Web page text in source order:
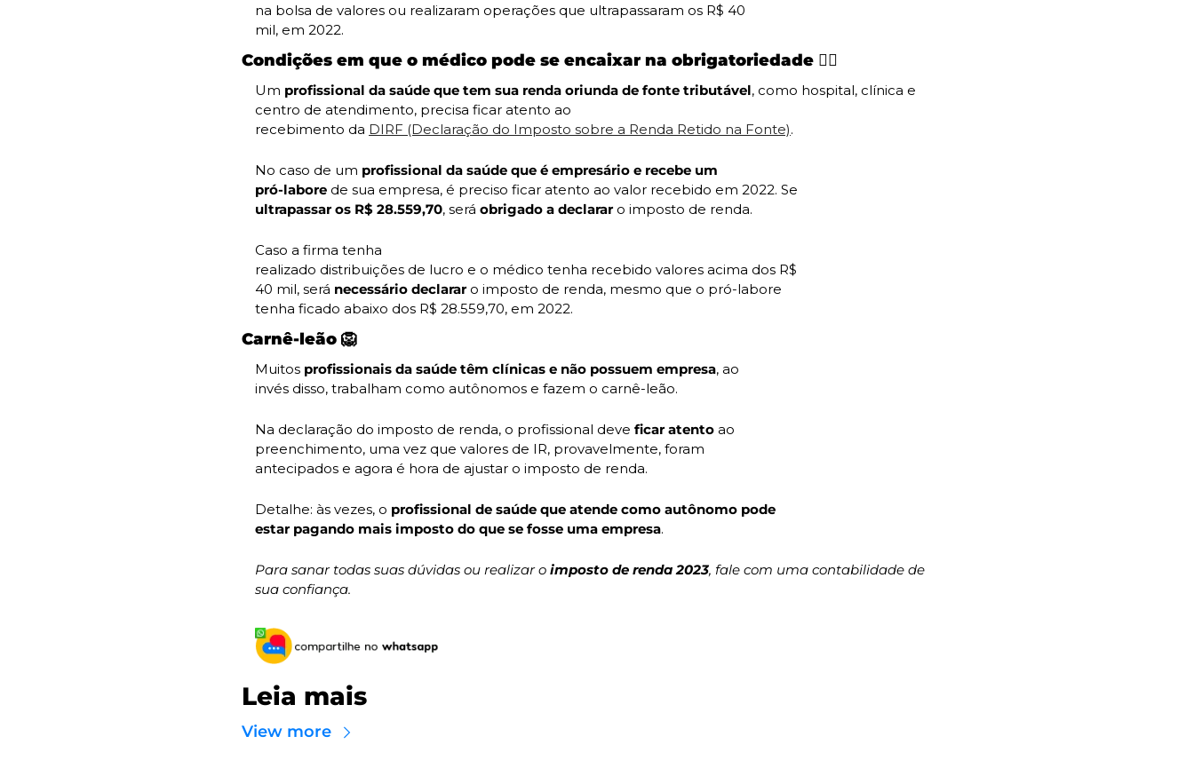
na bolsa de valores ou realizaram operações que ultrapassaram os R$ 40
mil, em 2022.
Condições em que o médico pode se encaixar na obrigatoriedade 🧑‍⚕
Um profissional da saúde que tem sua renda oriunda de fonte tributável, como hospital, clínica e
centro de atendimento, precisa ficar atento ao
recebimento da DIRF (Declaração do Imposto sobre a Renda Retido na Fonte).
No caso de um profissional da saúde que é empresário e recebe um
pró-labore
ultrapassar os R$ 28.559,70, será obrigado a declarar o imposto de renda.
Caso a firma tenha
realizado distribuições de lucro e o médico tenha recebido valores acima dos R$
40 mil, será necessário declarar o imposto de renda, mesmo que o pró-labore
tenha ficado abaixo dos R$ 28.559,70, em 2022.
Carnê-leão 🦁
Muitos profissionais da saúde têm clínicas e não possuem empresa, ao
invés disso, trabalham como autônomos e fazem o carnê-leão.
Na declaração do imposto de renda, o profissional deve ficar atento ao
preenchimento, uma vez que valores de IR, provavelmente, foram
antecipados e agora é hora de ajustar o imposto de renda.
Detalhe: às vezes, o profissional de saúde que atende como autônomo pode
estar pagando mais imposto do que se fosse uma empresa.
Para sanar todas suas dúvidas ou realizar o imposto de renda 2023, fale com uma contabilidade de
sua confiança.
Leia mais
View more